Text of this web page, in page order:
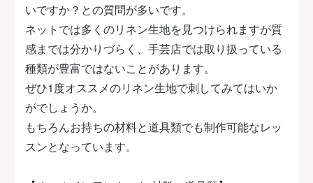
いですか？との質問が多いです。
ネットでは多くのリネン生地を見つけられますが質
感までは分かりづらく、手芸店では取り扱っている
種類が豊富ではないことがあります。
ぜひ1度オススメのリネン生地で刺してみてはいか
がでしょうか。
もちろんお持ちの材料と道具類でも制作可能なレッ
スンとなっています。